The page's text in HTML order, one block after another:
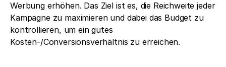
Werbung erhöhen. Das Ziel ist es, die Reichweite jeder
Kampagne zu maximieren und dabei das Budget zu
kontrollieren, um ein gutes
Kosten-/Conversionsverhältnis zu erreichen.